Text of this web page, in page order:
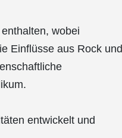
wobei
Einflüsse aus Rock und
entwickelt und